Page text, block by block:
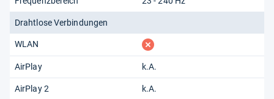
Drahtlose Verbindungen
WLAN fehlt
AirPlay k.A.
AirPlay 2 k.A.